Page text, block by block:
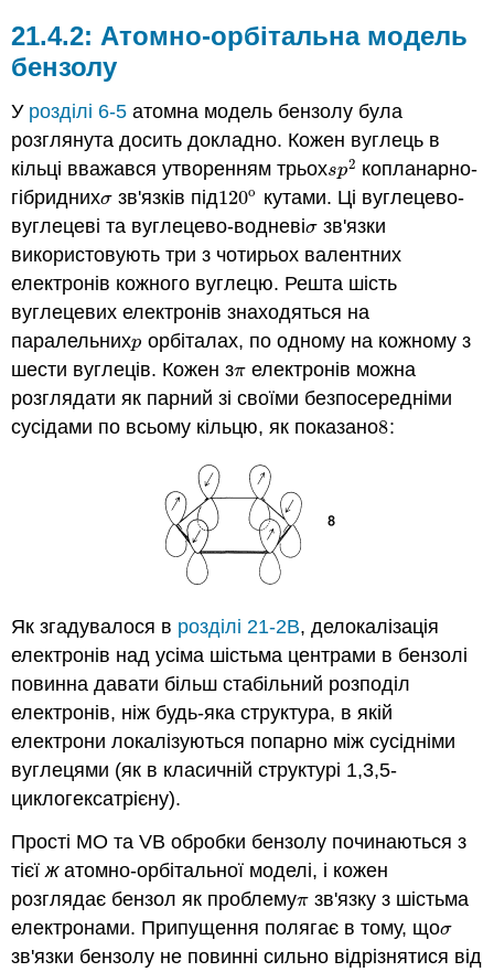
Атомно-орбітальна модель
бензолу
У розділі 6-5 атомна модель бензолу була
розглянута досить докладно. Кожен вуглець в
кільці вважався утворенням трьохsp2
sp2 копланарно-
гібриднихσ
σ зв'язків під120o
120o кутами. Ці вуглецево-
вуглецеві та вуглецево-водневіσ
σ зв'язки
використовують три з чотирьох валентних
електронів кожного вуглецю. Решта шість
вуглецевих електронів знаходяться на
паралельнихp
p орбіталах, по одному на кожному з
шести вуглеців. Кожен зπ
π електронів можна
розглядати як парний зі своїми безпосередніми
сусідами по всьому кільцю, як показано8
8:
Як згадувалося в розділі 21-2B, делокалізація
електронів над усіма шістьма центрами в бензолі
повинна давати більш стабільний розподіл
електронів, ніж будь-яка структура, в якій
електрони локалізуються попарно між сусідніми
вуглецями (як в класичній структурі 1,3,5-
циклогексатрієну).
Прості MO та VB обробки бензолу починаються з
тієїжатомно-орбітальної моделі, і кожен
розглядає бензол як проблемуπ
π зв'язку з шістьма
електронами. Припущення полягає в тому, щоσ
σ
зв'язки бензолу не повинні сильно відрізнятися від